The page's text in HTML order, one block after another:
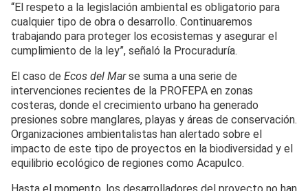
“El respeto a la legislación ambiental es obligatorio para
cualquier tipo de obra o desarrollo. Continuaremos
trabajando para proteger los ecosistemas y asegurar el
cumplimiento de la ley”, señaló la Procuraduría.
El caso de Ecos del Marse suma a una serie de
intervenciones recientes de la PROFEPA en zonas
costeras, donde el crecimiento urbano ha generado
presiones sobre manglares, playas y áreas de conservación.
Organizaciones ambientalistas han alertado sobre el
impacto de este tipo de proyectos en la biodiversidad y el
equilibrio ecológico de regiones como Acapulco.